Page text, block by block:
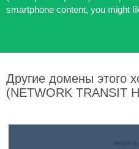
smartphone content, you might
Другие домены этого
(NETWORK TRANSIT